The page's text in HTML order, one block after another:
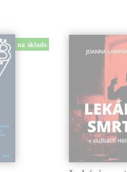
na sklade